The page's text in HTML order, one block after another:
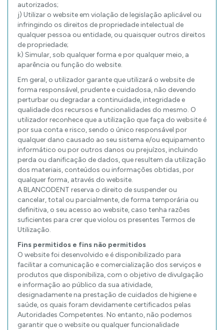
autorizados;
j) Utilizar o website em violação de legislação aplicável ou
infringindo os direitos de propriedade intelectual de
qualquer pessoa ou entidade, ou quaisquer outros direitos
de propriedade;
k) Simular, sob qualquer forma e por qualquer meio, a
aparência ou função do website.
Em geral, o utilizador garante que utilizará o website de
forma responsável, prudente e cuidadosa, não devendo
perturbar ou degradar a continuidade, integridade e
qualidade dos recursos e funcionalidades do mesmo. O
utilizador reconhece que a utilização que faça do website é
por sua conta e risco, sendo o único responsável por
qualquer dano causado ao seu sistema e/ou equipamento
informático ou por outros danos ou prejuízos, incluindo
perda ou danificação de dados, que resultem da utilização
dos materiais, conteúdos ou informações obtidas, por
qualquer forma, através do website.
A BLANCODENT reserva o direito de suspender ou
cancelar, total ou parcialmente, de forma temporária ou
definitiva, o seu acesso ao website, caso tenha razões
suficientes para crer que violou os presentes Termos de
Utilização.
Fins permitidos e fins não permitidos
O website foi desenvolvido e é disponibilizado para
facilitar a comunicação e comercialização dos serviços e
produtos que disponibiliza, com o objetivo de divulgação
e informação ao público da sua atividade,
designadamente na prestação de cuidados de higiene e
saúde, os quais foram devidamente certificados pelas
Autoridades Competentes. No entanto, não podemos
garantir que o website ou qualquer funcionalidade